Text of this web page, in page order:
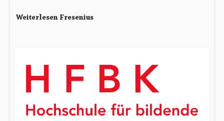
Weiterlesen Fresenius